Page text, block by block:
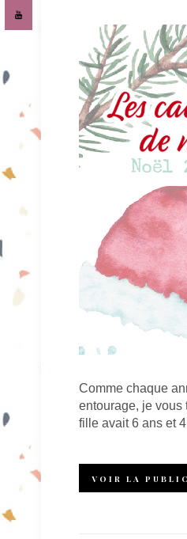
Comme chaque
entourage, je vous
fille avait 6 ans et
VOIR LA